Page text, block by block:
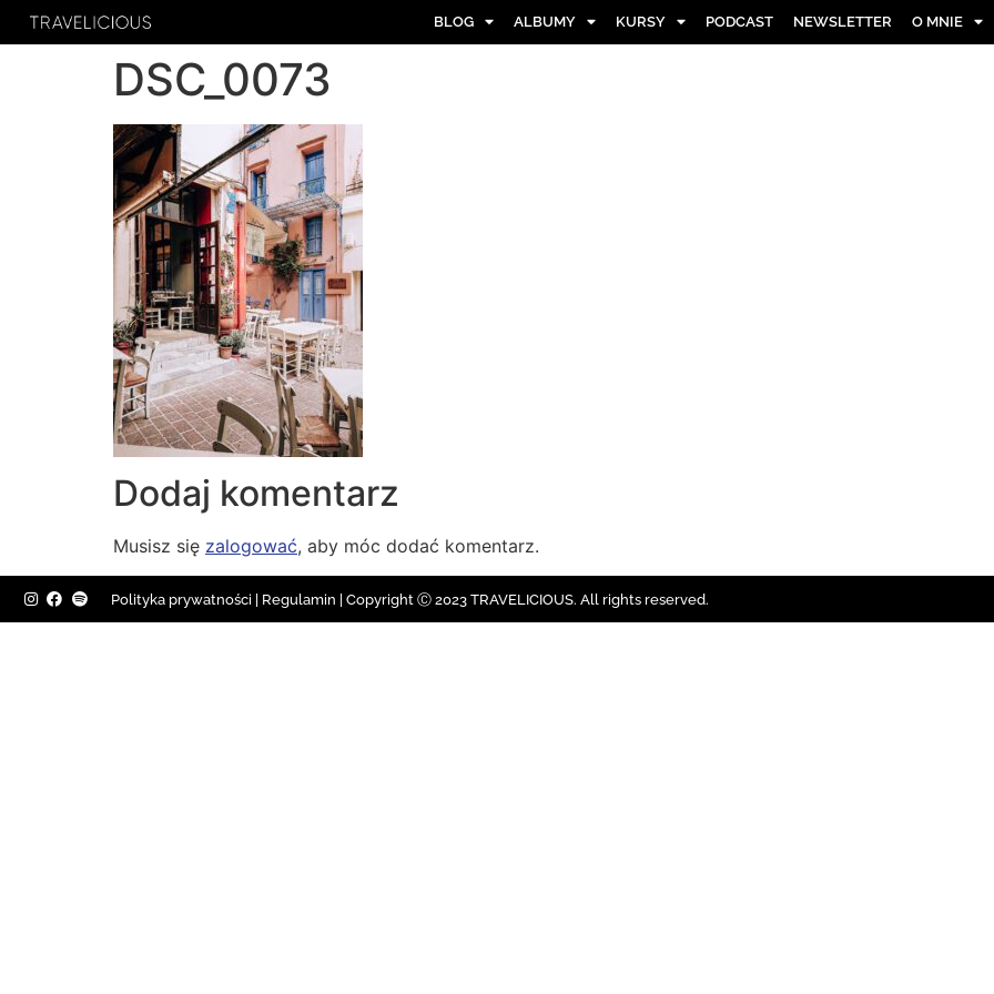
BLOG ALBUMY KURSY PODCAST NEWSLETTER O MNIE
DSC_0073
Dodaj komentarz
Musisz się zalogować, aby móc dodać komentarz.
Polityka prywatności Regulamin | Copyright Ⓒ 2023 TRAVELICIOUS. All rights reserved.